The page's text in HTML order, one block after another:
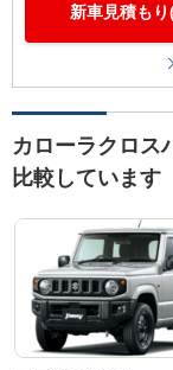
新車見積も
カローラクロス
比較しています